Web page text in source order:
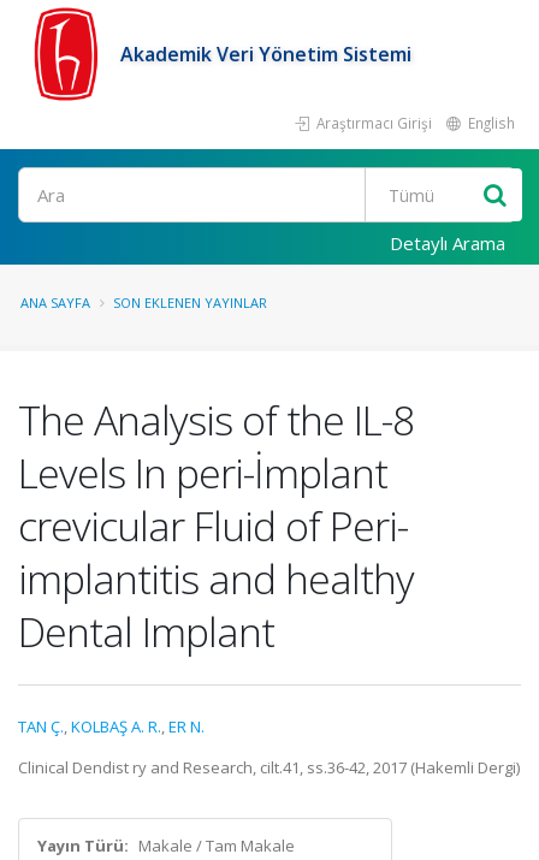
Akademik Veri Yönetim Sistemi
Araştırmacı Girişi English
Ara
Detaylı Arama
ANA SAYFA SON EKLENEN YAYINLAR
The Analysis of the IL-8
Levels In peri-İmplant
crevicular Fluid of Peri-
implantitis and healthy
Dental Implant
TAN Ç.,KOLBAŞ A. R.,ER N.
Clinical Dendist ry and Research, cilt.41, ss.36-42, 2017 (Hakemli Dergi)
Yayın Türü: Makale / Tam Makale